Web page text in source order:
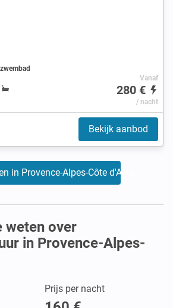
Vanaf
280 €
/ nacht
Bekijk aanbod
in Provence-Alpes-Côte d'Azur
weten over
in Provence-Alpes-
Prijs per nacht